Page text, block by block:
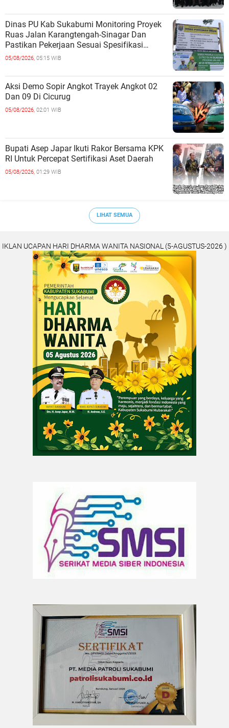
Dinas PU Kab Sukabumi Monitoring Proyek
Ruas Jalan Karangtengah-Sinagar Dan
Pastikan Pekerjaan Sesuai Spesifikasi
Teknis
05/08/2026, 05:15 WIB
Aksi Demo Sopir Angkot Trayek Angkot 02
Dan 09 Di Cicurug
05/08/2026, 02:01 WIB
Bupati Asep Japar Ikuti Rakor Bersama KPK
RI Untuk Percepat Sertifikasi Aset Daerah
05/08/2026, 01:29 WIB
LIHAT SEMUA
IKLAN UCAPAN HARI DHARMA WANITA NASIONAL (5-AGUSTUS-2026 )